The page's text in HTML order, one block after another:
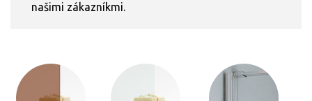
našimi zákazníkmi.